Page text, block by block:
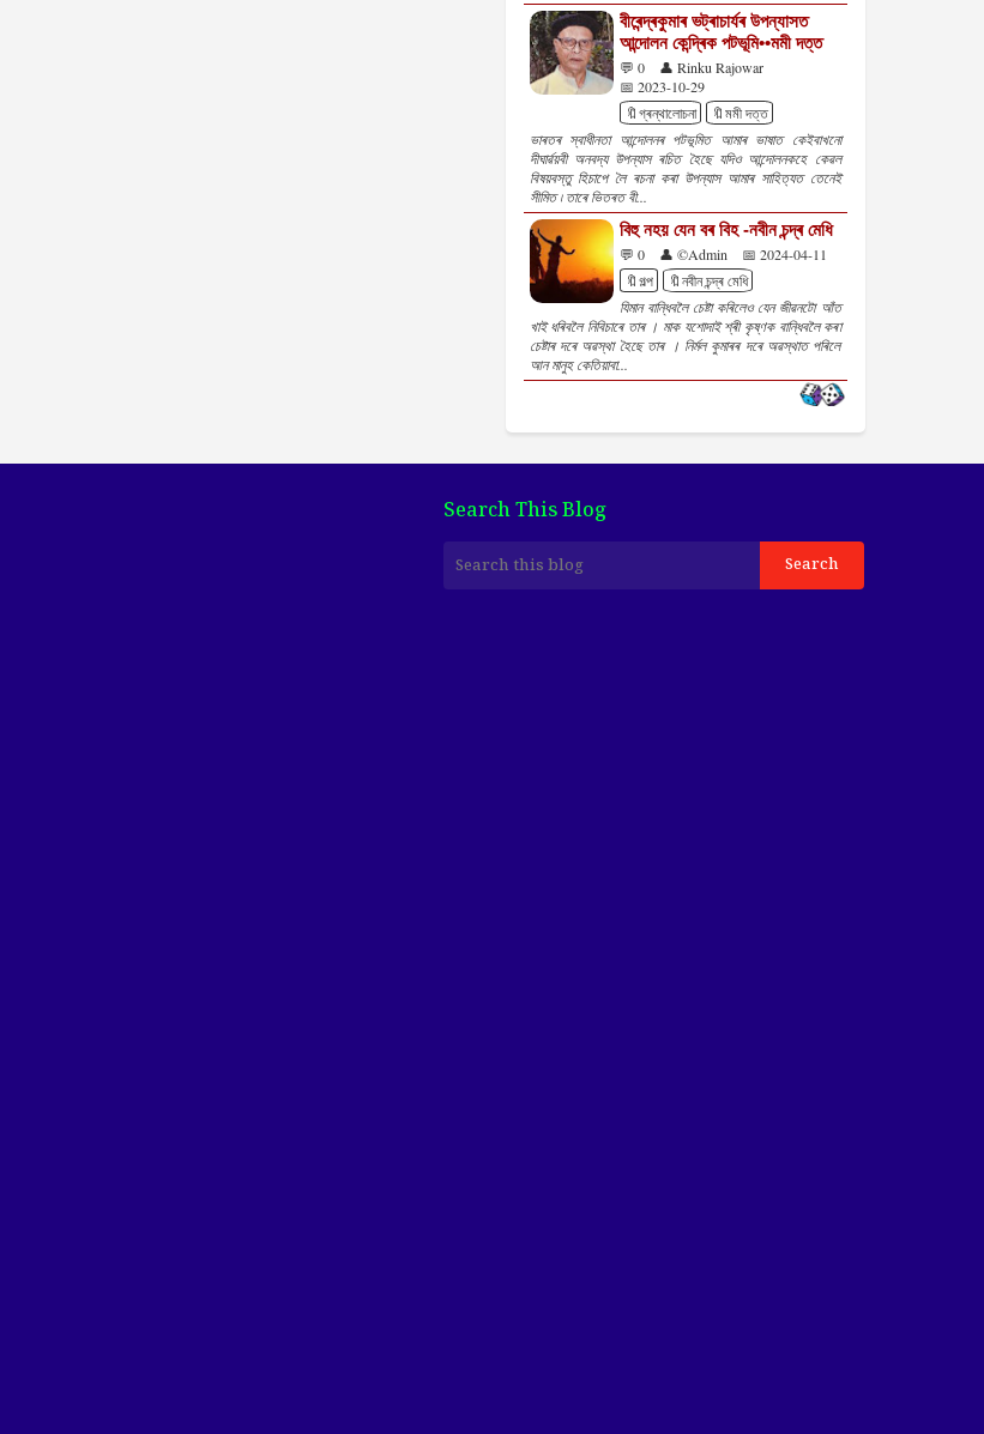
বীৰেন্দ্ৰকুমাৰ ভট্ৰাচাৰ্যৰ উপন্যাসত
আন্দোলন কেন্দ্ৰিক পটভূমি••মমী দত্ত
💬 0
👤 Rinku Rajowar
📅 2023-10-29
🔖গ্ৰন্থালোচনা
🔖মমী দত্ত
ভাৰতৰ স্বাধীনতা আন্দোলনৰ পটভূমিত আমাৰ ভাষাত কেইবাখনো
দীঘাৰ্ৱয়বী অনবদ্য উপন্যাস ৰচিত হৈছে যদিও আন্দোলনকহে কেৱল
বিষয়বস্তু হিচাপে লৈ ৰচনা কৰা উপন্যাস আমাৰ সাহিত্যত তেনেই
সীমিত ৷ তাৰে ভিতৰত বী...
বিহু নহয় যেন বৰ বিহ -নবীন চন্দ্ৰ মেধি
💬 0 👤 ©Admin
📅 2024-04-11
🔖গল্প
🔖নবীন চন্দ্ৰ মেধি
যিমান বান্ধিবলৈ চেষ্টা কৰিলেও যেন জীৱনটো আঁত
খাই ধৰিবলৈ নিবিচাৰে তাৰ । মাক যশোদাই শ্ৰী কৃষ্ণক বান্ধিবলৈ কৰা
চেষ্টাৰ দৰে অৱস্থা হৈছে তাৰ । নিৰ্মল কুমাৰৰ দৰে অৱস্থাত পৰিলে
আন মানুহ কেতিয়াবা...
Search This Blog